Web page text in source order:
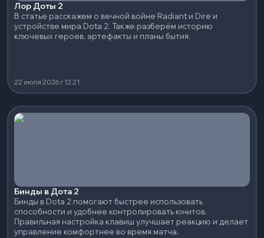
Лор Доты 2
В статье расскажем о вечной войне Radiant и Dire и
устройстве мира Dota 2. Также разберём историю
ключевых героев, артефакты и планы бытия.
22 июля 2026 г.12:21
Бинды в Дота 2
Бинды в Dota 2 помогают быстрее использовать
способности и удобнее контролировать юнитов.
Правильная настройка клавиш улучшает реакцию и делает
управление комфортнее во время матча.